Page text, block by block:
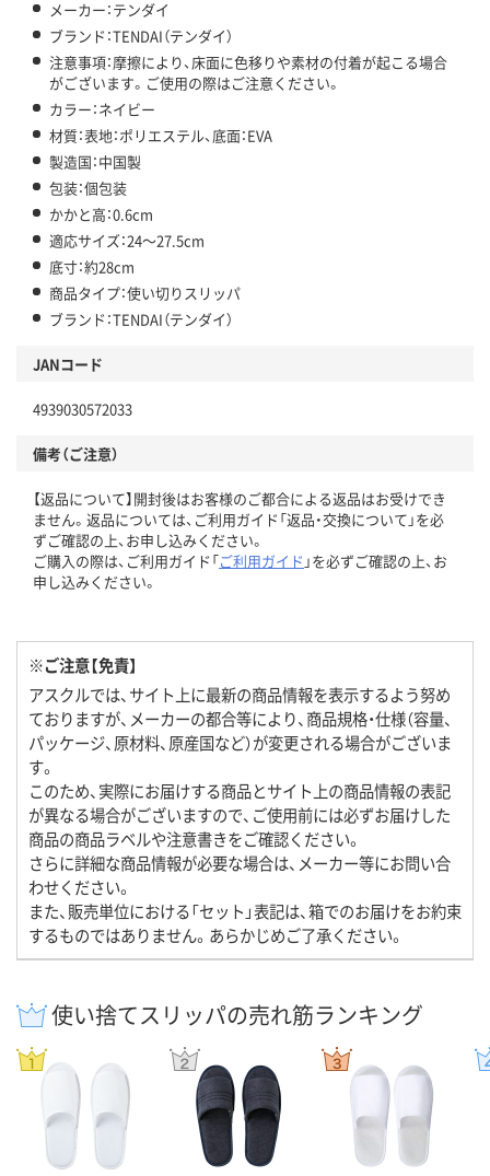
メーカー：テンダイ
ブランド：TENDAI（テンダイ）
注意事項：摩擦により、床面に色移りや素材の付着が起こる場合
がございます。ご使用の際はご注意ください。
カラー：ネイビー
材質：表地：ポリエステル、底面：EVA
製造国：中国製
包装：個包装
かかと高：0.6cm
適応サイズ：24～27.5cm
底寸：約28cm
商品タイプ：使い切りスリッパ
ブランド：TENDAI（テンダイ）
JANコード
4939030572033
備考（ご注意）
【返品について】開封後はお客様のご都合による返品はお受けでき
ません。返品については、ご利用ガイド「返品・交換について」を必
ずご確認の上、お申し込みください。
ご購入の際は、ご利用ガイド「ご利用ガイド 」を必ずご確認の上、お
申し込みください。
※ご注意【免責】
アスクルでは、サイト上に最新の商品情報を表示するよう努め
ておりますが、メーカーの都合等により、商品規格・仕様（容量、
パッケージ、原材料、原産国など）が変更される場合がございま
す。
このため、実際にお届けする商品とサイト上の商品情報の表記
が異なる場合がございますので、ご使用前には必ずお届けした
商品の商品ラベルや注意書きをご確認ください。
さらに詳細な商品情報が必要な場合は、メーカー等にお問い合
わせください。
また、販売単位における「セット」表記は、箱でのお届けをお約束
するものではありません。あらかじめご了承ください。
使い捨てスリッパの売れ筋ランキング